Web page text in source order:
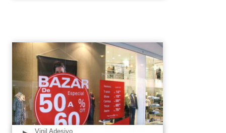
Vinil Adesivo